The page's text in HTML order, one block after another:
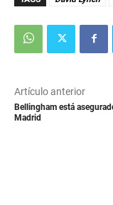
Artículo anterior
Bellingham está
Madrid